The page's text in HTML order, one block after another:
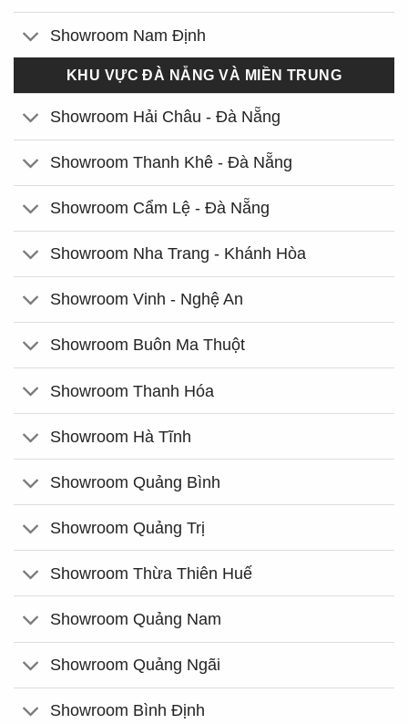
Showroom Nam Định
KHU VỰC ĐÀ NẴNG VÀ MIỀN TRUNG
Showroom Hải Châu - Đà Nẵng
Showroom Thanh Khê - Đà Nẵng
Showroom Cẩm Lệ - Đà Nẵng
Showroom Nha Trang - Khánh Hòa
Showroom Vinh - Nghệ An
Showroom Buôn Ma Thuột
Showroom Thanh Hóa
Showroom Hà Tĩnh
Showroom Quảng Bình
Showroom Quảng Trị
Showroom Thừa Thiên Huế
Showroom Quảng Nam
Showroom Quảng Ngãi
Showroom Bình Định